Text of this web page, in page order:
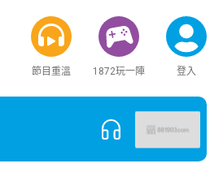
節目重溫 1872玩一陣 登入